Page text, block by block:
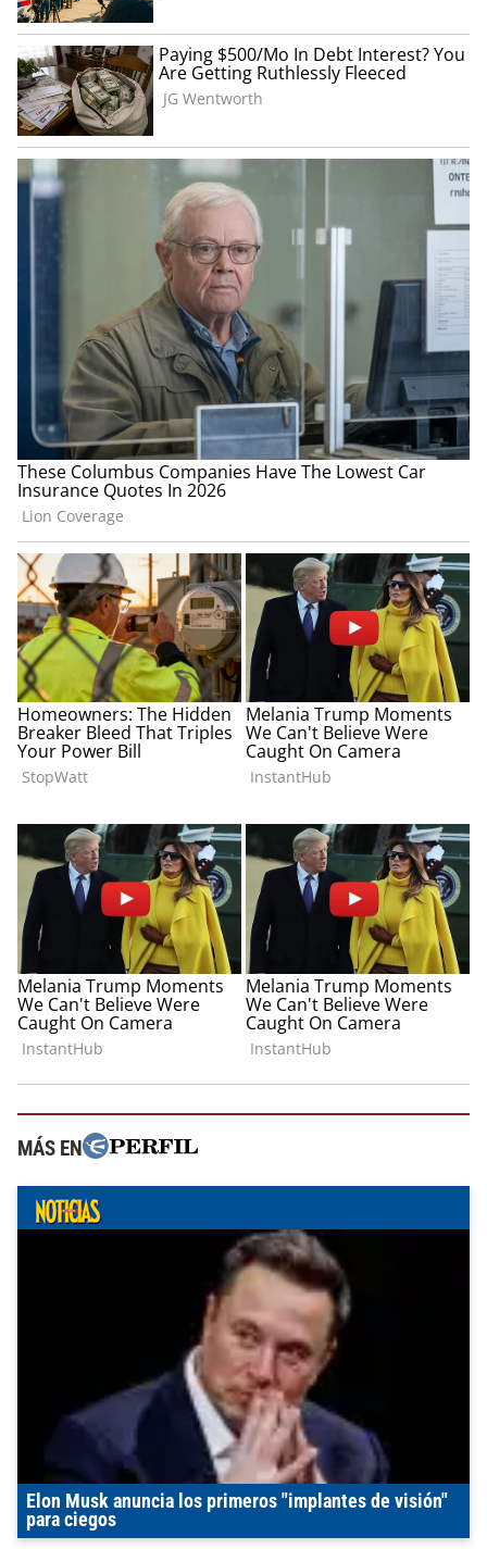
MÁS EN
Elon Musk anuncia los primeros "implantes de visión"
para ciegos